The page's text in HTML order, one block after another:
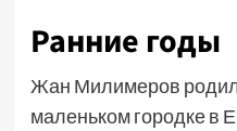
Ранние годы
Жан Милимеров
маленьком городке в